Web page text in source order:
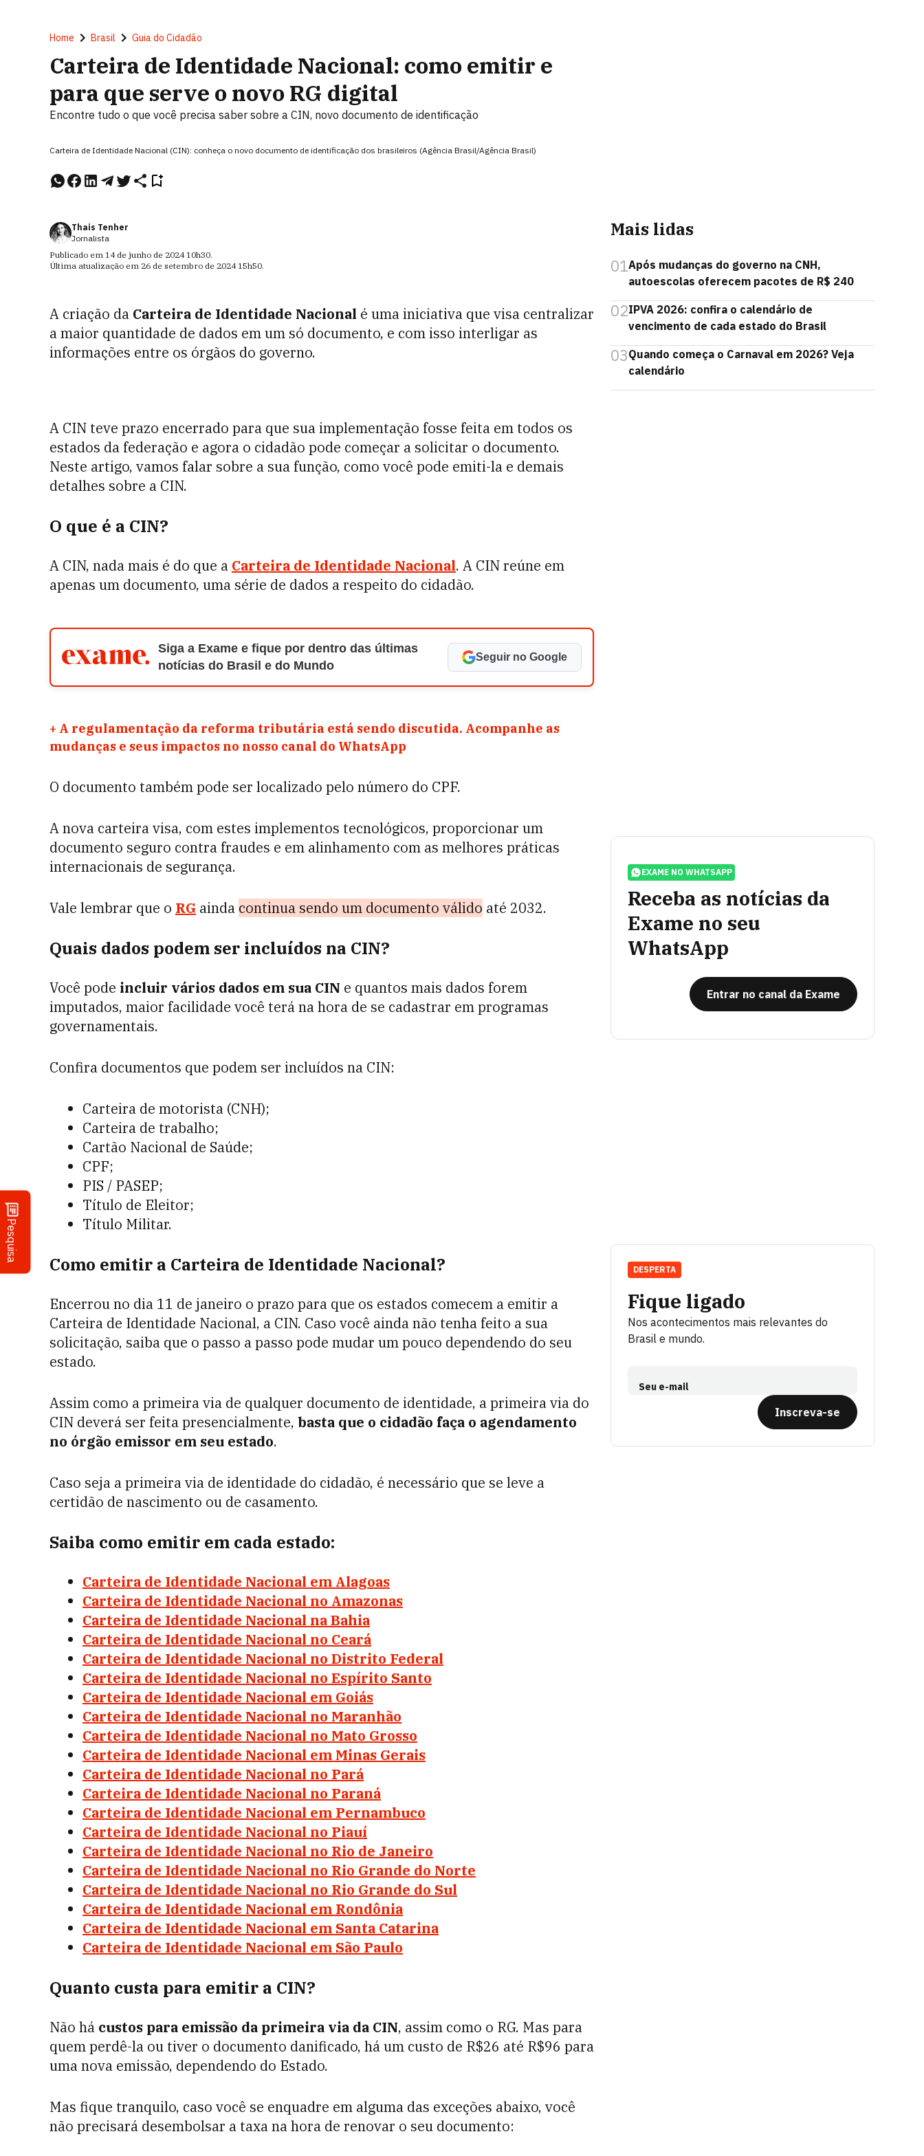
Pesquisa
Home Brasil Guia do Cidadão
Carteira de Identidade Nacional: como emitir e
para que serve o novo RG digital
Encontre tudo o que você precisa saber sobre a CIN, novo documento de identificação
Carteira de Identidade Nacional (CIN): conheça o novo documento de identificação dos brasileiros (Agência Brasil/Agência Brasil)
Thais Tenher
Jornalista
Publicado em 14 de junho de 2024 10h30.
Última atualização em 26 de setembro de 2024 15h50.
A criação da Carteira de Identidade Nacional é uma iniciativa que visa centralizar
a maior quantidade de dados em um só documento, e com isso interligar as
informações entre os órgãos do governo.
A CIN teve prazo encerrado para que sua implementação fosse feita em todos os
estados da federação e agora o cidadão pode começar a solicitar o documento.
Neste artigo, vamos falar sobre a sua função, como você pode emiti-la e demais
detalhes sobre a CIN.
O que é a CIN?
A CIN, nada mais é do que a Carteira de Identidade Nacional. A CIN reúne em
apenas um documento, uma série de dados a respeito do cidadão.
Siga a Exame e fique por dentro das últimas
notícias do Brasil e do Mundo
Seguir no Google
+ A regulamentação da reforma tributária está sendo discutida. Acompanhe as
mudanças e seus impactos no nosso canal do WhatsApp
O documento também pode ser localizado pelo número do CPF.
A nova carteira visa, com estes implementos tecnológicos, proporcionar um
documento seguro contra fraudes e em alinhamento com as melhores práticas
internacionais de segurança.
Vale lembrar que o RG ainda continua sendo um documento válido até 2032.
Quais dados podem ser incluídos na CIN?
Você pode incluir vários dados em sua CIN e quantos mais dados forem
imputados, maior facilidade você terá na hora de se cadastrar em programas
governamentais.
Confira documentos que podem ser incluídos na CIN:
Carteira de motorista (CNH);
Carteira de trabalho;
Cartão Nacional de Saúde;
CPF;
PIS / PASEP;
Título de Eleitor;
Título Militar.
Como emitir a Carteira de Identidade Nacional?
Encerrou no dia 11 de janeiro o prazo para que os estados comecem a emitir a
Carteira de Identidade Nacional, a CIN. Caso você ainda não tenha feito a sua
solicitação, saiba que o passo a passo pode mudar um pouco dependendo do seu
estado.
Assim como a primeira via de qualquer documento de identidade, a primeira via do
CIN deverá ser feita presencialmente, basta que o cidadão faça o agendamento
no órgão emissor em seu estado.
Caso seja a primeira via de identidade do cidadão, é necessário que se leve a
certidão de nascimento ou de casamento.
Saiba como emitir em cada estado:
Carteira de Identidade Nacional em Alagoas
Carteira de Identidade Nacional no Amazonas
Carteira de Identidade Nacional na Bahia
Carteira de Identidade Nacional no Ceará
Carteira de Identidade Nacional no Distrito Federal
Carteira de Identidade Nacional no Espírito Santo
Carteira de Identidade Nacional em Goiás
Carteira de Identidade Nacional no Maranhão
Carteira de Identidade Nacional no Mato Grosso
Carteira de Identidade Nacional em Minas Gerais
Carteira de Identidade Nacional no Pará
Carteira de Identidade Nacional no Paraná
Carteira de Identidade Nacional em Pernambuco
Carteira de Identidade Nacional no Piauí
Carteira de Identidade Nacional no Rio de Janeiro
Carteira de Identidade Nacional no Rio Grande do Norte
Carteira de Identidade Nacional no Rio Grande do Sul
Carteira de Identidade Nacional em Rondônia
Carteira de Identidade Nacional em Santa Catarina
Carteira de Identidade Nacional em São Paulo
Quanto custa para emitir a CIN?
Não há custos para emissão da primeira via da CIN, assim como o RG. Mas para
quem perdê-la ou tiver o documento danificado, há um custo de R$26 até R$96 para
uma nova emissão, dependendo do Estado.
Mas fique tranquilo, caso você se enquadre em alguma das exceções abaixo, você
não precisará desembolsar a taxa na hora de renovar o seu documento:
Mais lidas
01Após mudanças do governo na CNH,
autoescolas oferecem pacotes de R$ 240
02IPVA 2026: confira o calendário de
vencimento de cada estado do Brasil
03Quando começa o Carnaval em 2026? Veja
calendário
EXAME NO WHATSAPP
Receba as notícias da
Exame no seu
WhatsApp
Entrar no canal da Exame
Fique ligado
Nos acontecimentos mais relevantes do
Brasil e mundo.
Seu e-mail
Inscreva-se
DESPERTA